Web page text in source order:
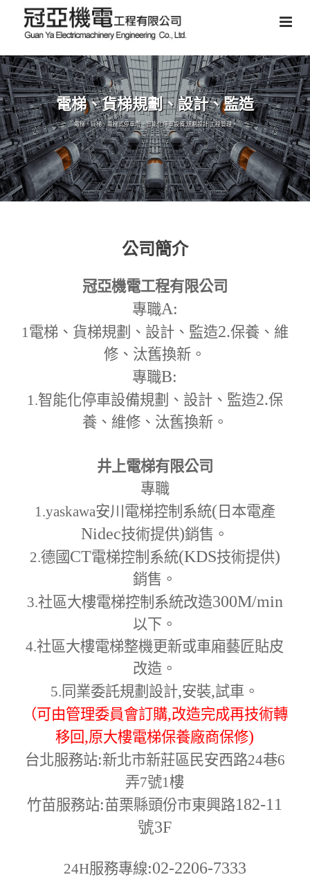
電梯、貨梯規劃、設計、監造
電梯、貨梯、電梯式停車塔、智能化停車設備,規劃設計,工程管理。
公司簡介
冠亞機電工程有限公司
專職A:
1電梯、貨梯規劃、設計、監造2.保養、維
修、汰舊換新。
專職B:
1.智能化停車設備規劃、設計、監造2.保
養、維修、汰舊換新。
井上電梯有限公司
專職
1.yaskawa安川電梯控制系統( 日本電產
Nidec技術提供)銷售。
2.德國 CT電梯控制系統(KDS技術提供)
銷售。
3.社區大樓電梯控制系統改造300M/min
以下。
4.社區大樓電梯整機更新或車廂藝匠貼皮
改造。
5. 同業委託規劃設計,安裝,試車。
（可由管理委員會訂購,改造完成再技術轉
移回,原大樓電梯保養廠商保修)
台北服務站:新北市新莊區民安西路24巷6
弄7號1樓
竹苗服務站:苗栗縣頭份市東興路182-11
號3F
24H服務專線:02-2206-7333